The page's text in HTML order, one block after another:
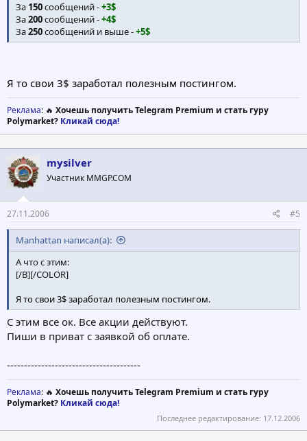
За 150сообщений -+3$
За200сообщений -+4$
За250сообщений и выше -+5$
Я то свои 3$ заработал полезным постингом.
Реклама: 🔥 Хочешь получить Telegram Premium и стать гуру
Polymarket? Кликай сюда!
mysilver
Участник MMGP.COM
27.11.2006 #5
Manhattan написал(а):
А что с этим:
[/B][/COLOR]
Я то свои 3$ заработал полезным постингом.
С этим все ок. Все акции действуют.
Пиши в приват с заявкой об оплате.
---------------------------------------
Реклама: 🔥 Хочешь получить Telegram Premium и стать гуру
Polymarket? Кликай сюда!
Последнее редактирование: 17.12.2006